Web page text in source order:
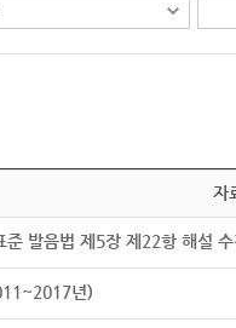
자
준 발음법 제5장 제22항 해설
년)